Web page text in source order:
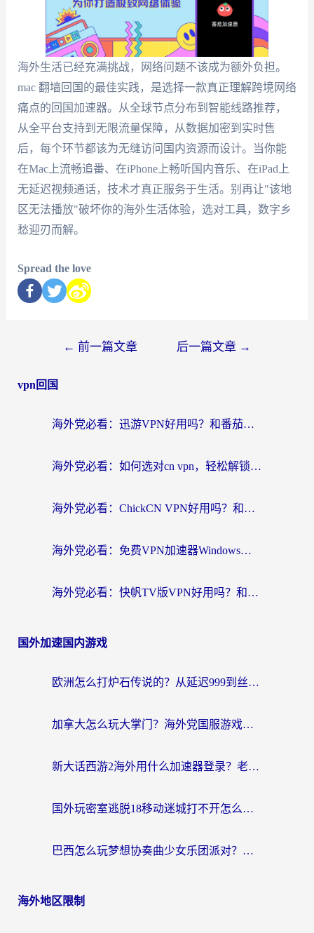
海外生活已经充满挑战，网络问题不该成为额外负担。
mac 翻墙回国的最佳实践，是选择一款真正理解跨境网络
痛点的回国加速器。从全球节点分布到智能线路推荐，
从全平台支持到无限流量保障，从数据加密到实时售
后，每个环节都该为无缝访问国内资源而设计。当你能
在Mac上流畅追番、在iPhone上畅听国内音乐、在iPad上
无延迟视频通话，技术才真正服务于生活。别再让"该地
区无法播放"破坏你的海外生活体验，选对工具，数字乡
愁迎刃而解。
Spread the love
← 前一篇文章 后一篇文章 →
vpn回国
海外党必看：迅游VPN好用吗？和番茄加速器VPN对比哪个回国效果更好？
海外党必看：如何选对cn vpn，轻松解锁国内影音游戏？
海外党必看：ChickCN VPN好用吗？和星河VPN对比哪个回国效果更好？附真实体验+避坑指南
海外党必看：免费VPN加速器Windows版怎么选？附真实测评与无缝访问国内资源指南
海外党必看：快帆TV版VPN好用吗？和hi龟龟VPN对比哪个回国效果更好？附免费加速器选择指南
国外加速国内游戏
欧洲怎么打炉石传说的？从延迟999到丝滑上分，我找到了靠谱加速器
加拿大怎么玩大掌门？海外党国服游戏加速避坑指南（附实用工具推荐）
新大话西游2海外用什么加速器登录？老玩家亲测有效的国服游戏加速指南
国外玩密室逃脱18移动迷城打不开怎么办？海外玩家亲测有效的解决指南
巴西怎么玩梦想协奏曲少女乐团派对？海外党必看的国服游戏加速全攻略（附波兰天涯明月刀实用技巧）
海外地区限制